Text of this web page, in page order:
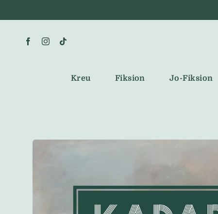
to
content
Kreu Fiksion Jo-Fiksion